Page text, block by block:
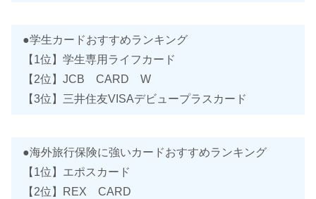
●学生カードおすすめランキング
【1位】学生専用ライフカード
【2位】JCB CARD W
【3位】三井住友VISAデビュープラスカード
●海外旅行保険に強いカードおすすめランキング
【1位】エポスカード
【2位】REX CARD